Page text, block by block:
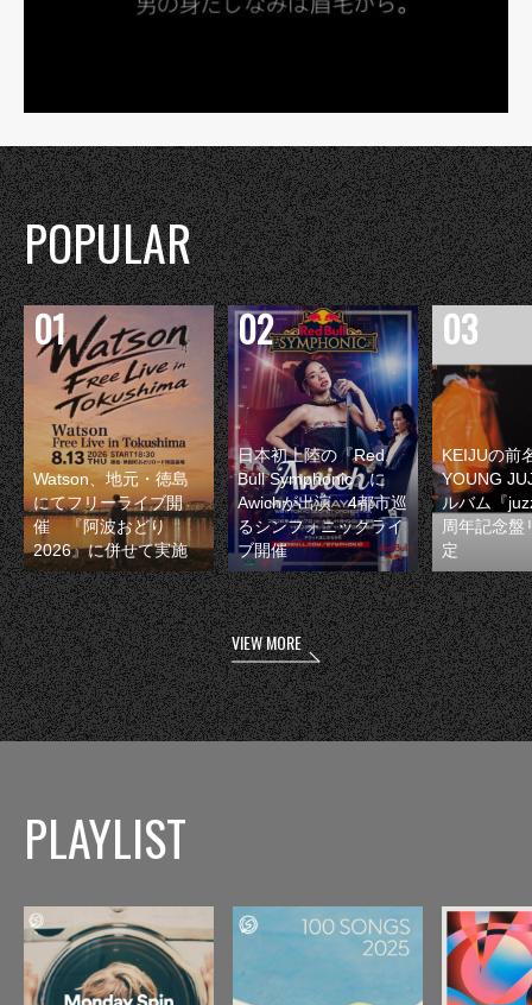
POPULAR
Watson、地元・徳島
にてフリーライブ開
催 『阿波おどり
2026』に併せて実施
日本初上陸の『Red
Bull Symphonic』に
Awichが出演 4都市巡
るシンフォニックライ
ブ開催
KEIJUの前
YOUNG
ルバム『
周年記念盤
定
VIEW MORE
PLAYLIST